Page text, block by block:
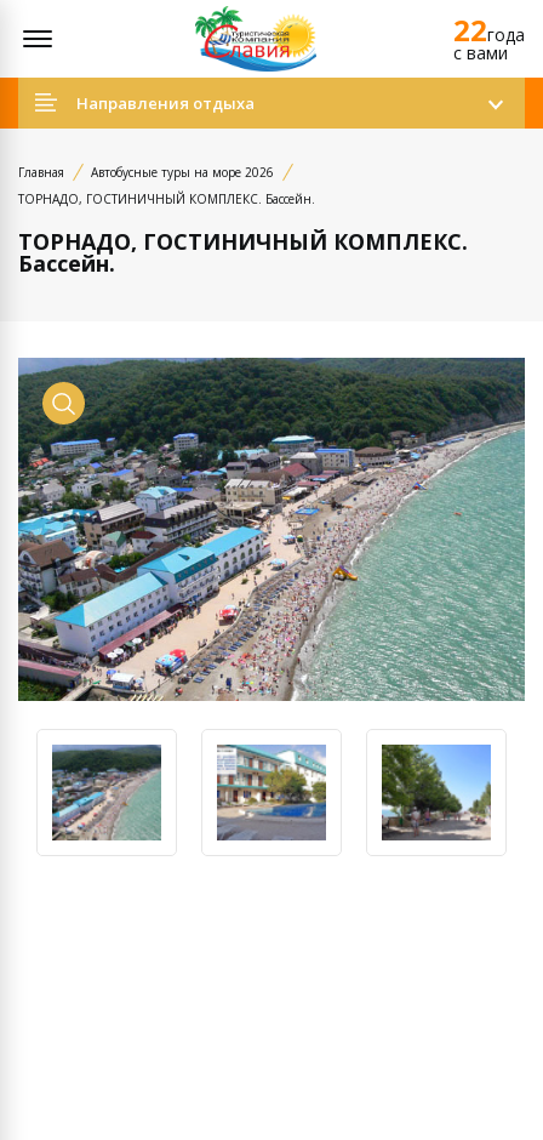
22года
c вами
Направления отдыха
Главная
Автобусные туры на море 2026
ТОРНАДО, ГОСТИНИЧНЫЙ КОМПЛЕКС. Бассейн.
ТОРНАДО, ГОСТИНИЧНЫЙ КОМПЛЕКС.
Бассейн.
Просмотр